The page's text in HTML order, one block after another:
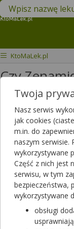
Znajdź lek w swojej
KtoMaLek.pl
Czy
leczeniu
Czy
Dotyczy
Dotyczy:
Twoja
Nasz serwis
jak cookies
m.in. do
naszym serwisie.
wykorzystywane
Część z nich jest
serwisu, w tym
bezpieczeństwa,
wykorzystywane
obsługi